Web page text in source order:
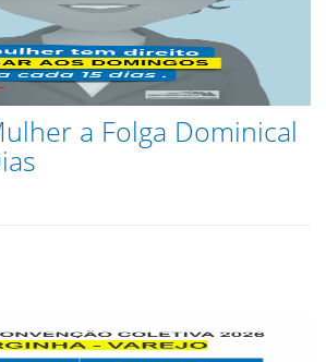
a Folga Dominical